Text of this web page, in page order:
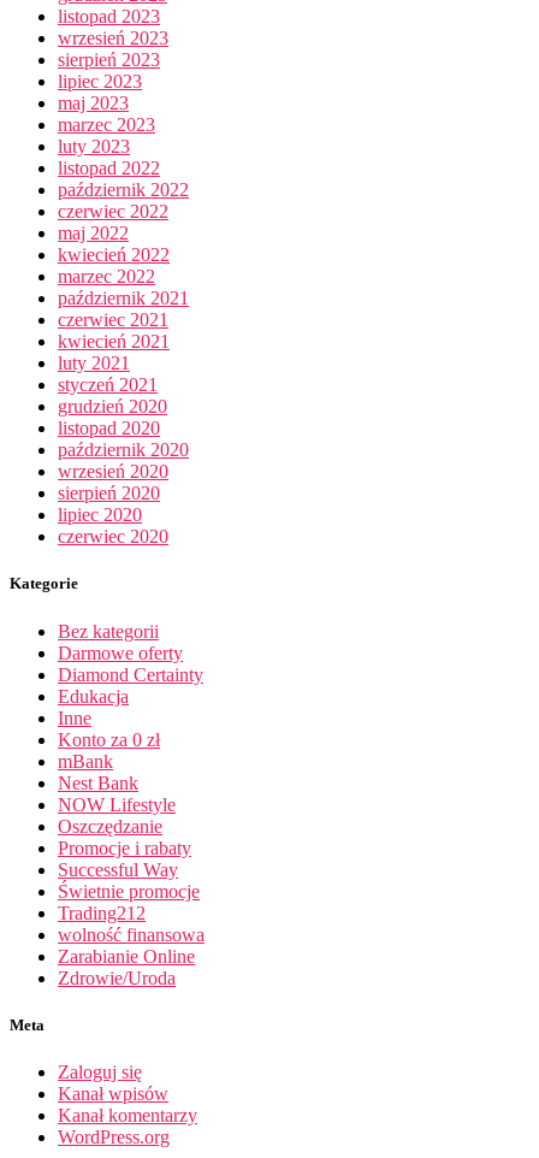
listopad 2023
wrzesień 2023
sierpień 2023
lipiec 2023
maj 2023
marzec 2023
luty 2023
listopad 2022
październik 2022
czerwiec 2022
maj 2022
kwiecień 2022
marzec 2022
październik 2021
czerwiec 2021
kwiecień 2021
luty 2021
styczeń 2021
grudzień 2020
listopad 2020
październik 2020
wrzesień 2020
sierpień 2020
lipiec 2020
czerwiec 2020
Kategorie
Bez kategorii
Darmowe oferty
Diamond Certainty
Edukacja
Inne
Konto za 0 zł
mBank
Nest Bank
NOW Lifestyle
Oszczędzanie
Promocje i rabaty
Successful Way
Świetnie promocje
Trading212
wolność finansowa
Zarabianie Online
Zdrowie/Uroda
Meta
Zaloguj się
Kanał wpisów
Kanał komentarzy
WordPress.org